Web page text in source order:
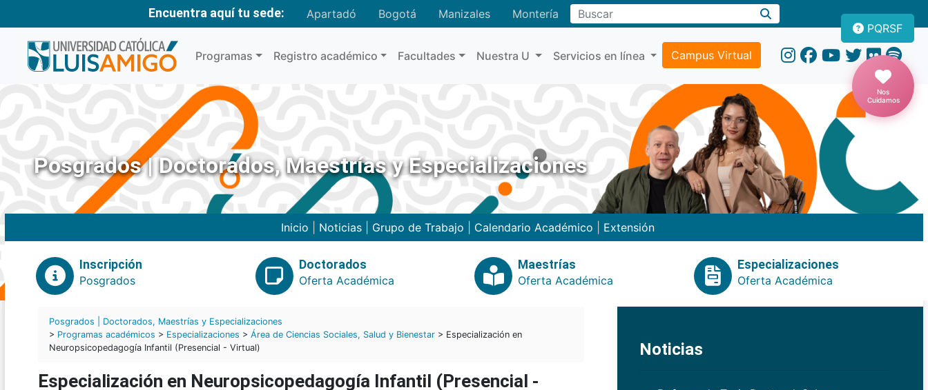
Encuentra aquí tu sede: Apartadó Bogotá Manizales MonteríaBuscar
Programas Registro académico Facultades Nuestra U Servicios en línea Campus Virtual
PQRSF
Nos
Cuidamos
Posgrados | Doctorados, Maestrías y Especializaciones
Inicio Noticias| Grupo de Trabajo Calendario Académico Extensión
Inscripción
Posgrados
Doctorados
Oferta Académica
Maestrías
Oferta Académica
Especializaciones
Oferta Académica
Posgrados | Doctorados, Maestrías y Especializaciones
> Programas académicos > Especializaciones > Área de Ciencias Sociales, Salud y Bienestar > Especialización en
Neuropsicopedagogía Infantil (Presencial - Virtual)
Especialización en Neuropsicopedagogía Infantil (Presencial -
Noticias